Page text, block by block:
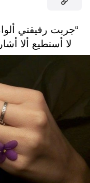
“جربت رفيقتي
لا أستطيع ألا